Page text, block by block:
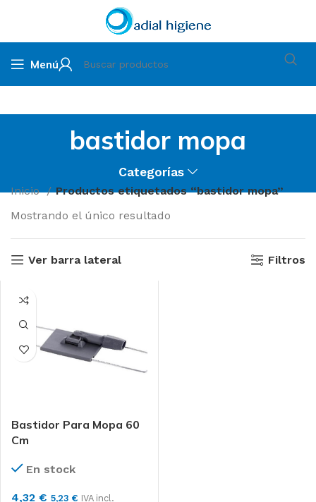
Menú
bastidor mopa
Categorías
Inicio
Productos etiquetados “bastidor mopa”
Mostrando el único resultado
Ver barra lateral Filtros
Bastidor Para Mopa 60
Cm
En stock
4,32 € 5,23 € IVA incl.